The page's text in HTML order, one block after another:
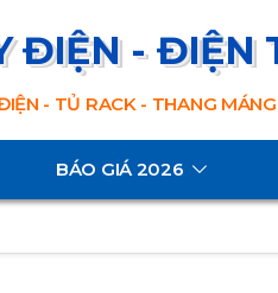
ĐIỆN - ĐIỆN
- TỦ RACK - THANG
BÁO GIÁ 2026